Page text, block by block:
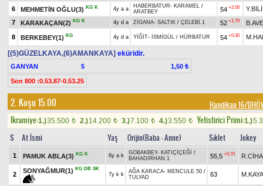
6
MEHMETİN OĞLU(3) KG K 4y a a HABERBATUR- KARAMEL /
ARATBEY
54 +2.00
7
KARAKAÇAN(2) KG K 4y d a ZİGANA- SALTIK / ÇELEBİ.1 52 +1.70
8 BERKEBEY(1) KG 4y d a YİĞİT- İSMİGÜL / HÜRBATUR 54 +0.30
[(5)GÜZELKAYA,(6)AMANKAYA] eküridir.
GANYAN 5 1,50 ₺
Son 800 :0.53.87-0.53.25
2. Koşu 15.00 Handikap 16/
Ikramiye:1.)35.500 t 2.)14.200 t 3.)7.100 t 4.)3.550 t Yetistirici Primi:1.)
S At İsmi Yaş Orijin(Baba - Anne) Sıklet Jokey
1 PAMUK ABLA(3) KG K 6y a k GOBAKBEY- KATIÇİÇEĞİ /
BAHADIRHAN.1
55,5 +0.70
2
SONYAĞMUR(1) KG DB SK
7y k k AĞA KARACA- MENCULE.50 /
TULYAD
63 M.KAYA